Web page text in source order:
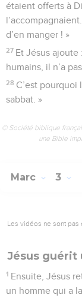
étaient offerts à
d’en manger ! »
27 Et Jésus ajoute
humains, il n’a
28 C’est pourquoi
sabbat. »
© Société biblique
une Bible
Marc 3
Les vidéos ne sont pas
Jésus guérit
1 Ensuite, Jésus
un homme qui a